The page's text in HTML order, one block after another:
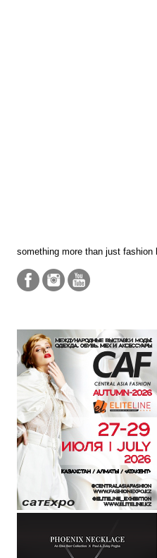
something more than just fashion